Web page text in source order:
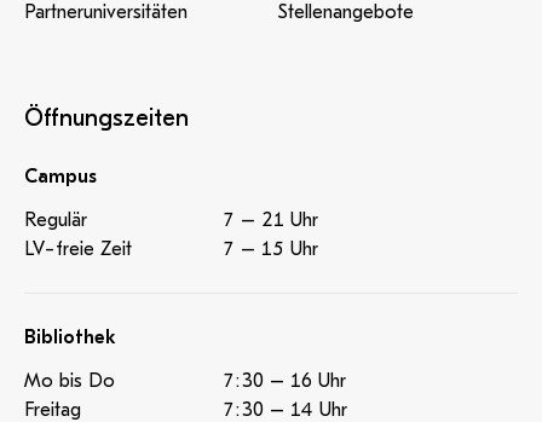
Partneruniversitäten
Stellenangebote
Öffnungszeiten
Campus
Regulär
7 – 21 Uhr
LV-freie Zeit
7 – 15 Uhr
Bibliothek
Mo bis Do
7:30 – 16 Uhr
Freitag
7:30 – 14 Uhr